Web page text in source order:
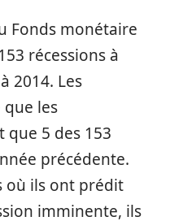
Fonds monétaire
récessions à
2014. Les
les
que 5 des 153
précédente.
où ils ont prédit
imminente, ils